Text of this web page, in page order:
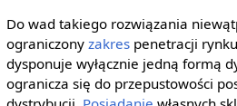
Do wad takiego rozwiązania
ograniczony zakrespenetracji
dysponuje wyłącznie jedną formą
ogranicza się do przepustowości